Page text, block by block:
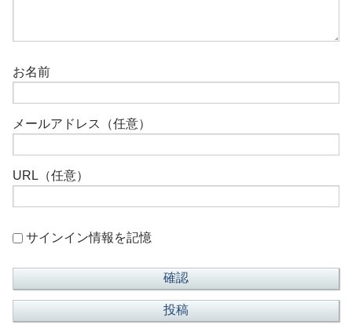
お名前
メールアドレス（任意）
URL（任意）
サインイン情報を記憶